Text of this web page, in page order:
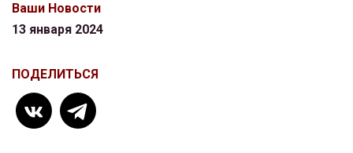
Ваши Новости
13 января 2024
ПОДЕЛИТЬСЯ